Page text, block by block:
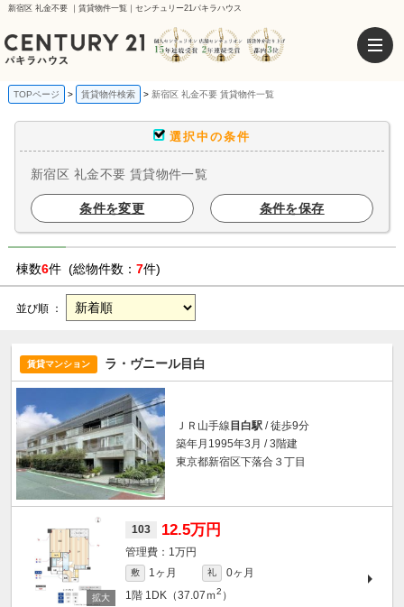
新宿区 礼金不要 ｜賃貸物件一覧｜センチュリー21パキラハウス
TOPページ 賃貸物件検索 新宿区 礼金不要 賃貸物件一覧
選択中の条件
新宿区 礼金不要 賃貸物件一覧
条件を変更 条件を保存
棟数6件 (総物件数： 7件)
並び順 ：
賃貸マンション ラ・ヴニール目白
ＪＲ山手線 目白駅 / 徒歩9分
築年月1995年3月 / 3階建
東京都新宿区下落合３丁目
103 12.5万円
1万円
敷 1ヶ月 礼
0ヶ月
1階 1DK（37.07ｍ2 ）